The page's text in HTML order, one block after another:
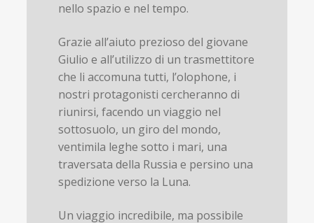
nello spazio e nel tempo.
Grazie all’aiuto prezioso del giovane
Giulio e all’utilizzo di un trasmettitore
che li accomuna tutti, l’olophone, i
nostri protagonisti cercheranno di
riunirsi, facendo un viaggio nel
sottosuolo, un giro del mondo,
ventimila leghe sotto i mari, una
traversata della Russia e persino una
spedizione verso la Luna.
Un viaggio incredibile, ma possibile